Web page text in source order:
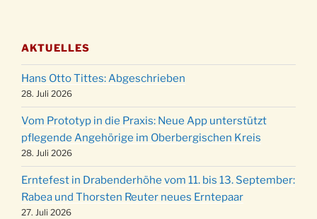
AKTUELLES
Hans Otto Tittes: Abgeschrieben
28. Juli 2026
Vom Prototyp in die Praxis: Neue App unterstützt
pflegende Angehörige im Oberbergischen Kreis
28. Juli 2026
Erntefest in Drabenderhöhe vom 11. bis 13. September:
Rabea und Thorsten Reuter neues Erntepaar
27. Juli 2026